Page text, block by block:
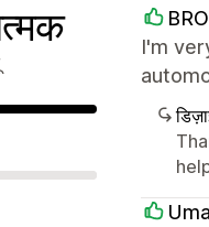
I'm